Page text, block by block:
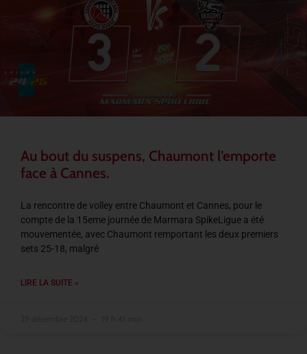
Au bout du suspens, Chaumont l’emporte
face à Cannes.
La rencontre de volley entre Chaumont et Cannes, pour le
compte de la 15eme journée de Marmara SpikeLigue a été
mouvementée, avec Chaumont remportant les deux premiers
sets 25-18, malgré
LIRE LA SUITE »